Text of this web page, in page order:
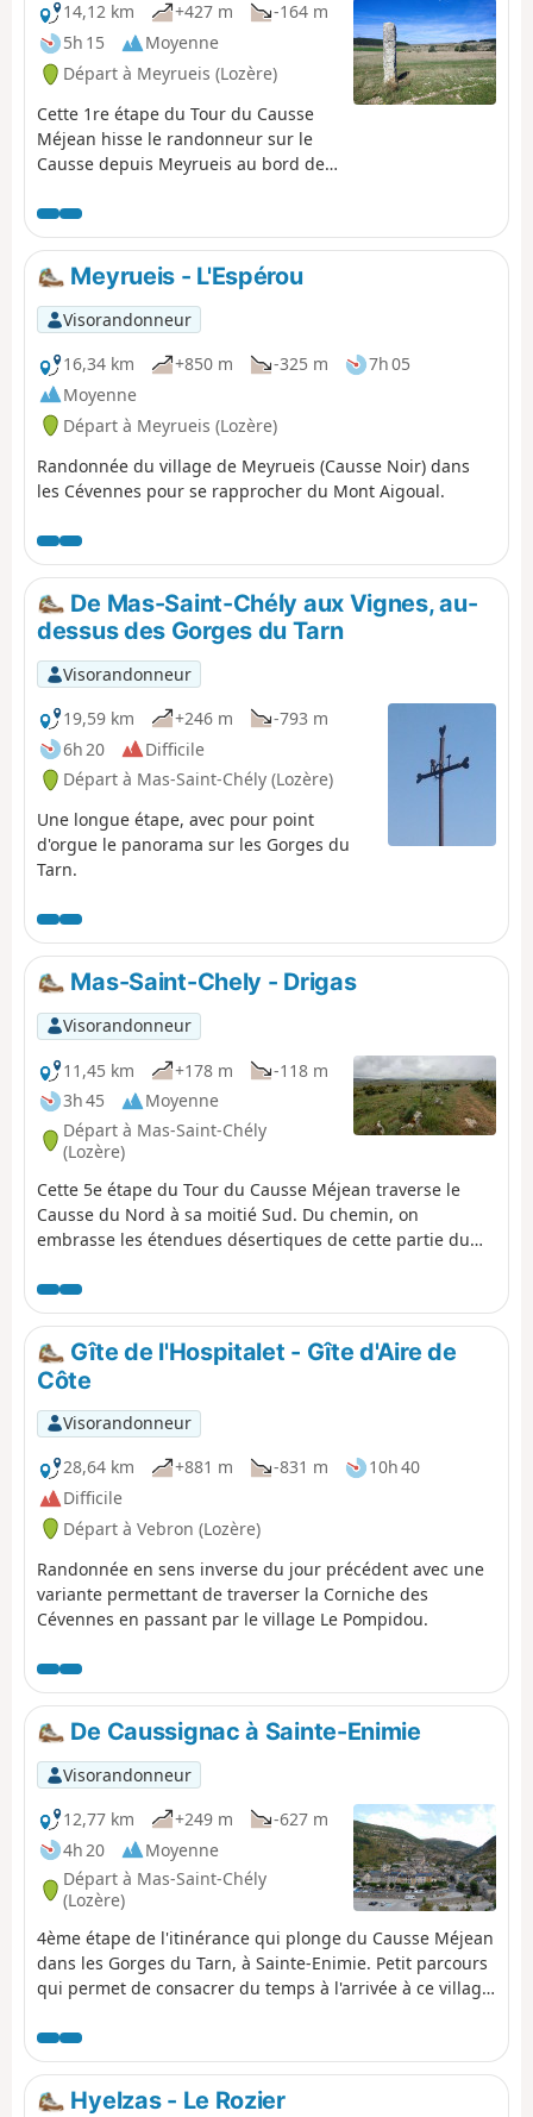
14,12 km +427 m
-164 m
5h 15
Moyenne
Départ à Meyrueis (Lozère)
Cette 1re étape du Tour du Causse
Méjean hisse le randonneur sur le
Causse depuis Meyrueis au bord de
une mise en jambes, avec au
programme un passage pittoresque
avant de déboucher sur le Causse,
l'Aven Armand, et une fromagerie
réputée à l'entrée du joli hameau de
Hyelzas. En arrivant assez tôt il sera
peut-être possible de visiter la Ferme
Caussenarde de Hyelzas.
Meyrueis - L'Espérou
Visorandonneur
16,34 km
+850 m -325 m
7h 05
Moyenne
Départ à Meyrueis (Lozère)
Randonnée du village de Meyrueis (Causse Noir) dans
les Cévennes pour se rapprocher du Mont Aigoual.
De Mas-Saint-Chély aux Vignes, au-
dessus des Gorges du Tarn
Visorandonneur
19,59 km
+246 m
-793 m
6h 20
Difficile
Départ à Mas-Saint-Chély (Lozère)
Une longue étape, avec pour point
d'orgue le panorama sur les Gorges du
Tarn.
Mas-Saint-Chely - Drigas
Visorandonneur
11,45 km
+178 m
-118 m
3h 45
Moyenne
Départ à Mas-Saint-Chély
(Lozère)
Cette 5e étape du Tour du Causse Méjean traverse le
Causse du Nord à sa moitié Sud. Du chemin, on
embrasse les étendues désertiques de cette partie du
dans la même journée par la 6e étape de Drigas à
Meyrueis pour les marcheurs souhaitant boucler le Tour
plus rapidement.
Gîte de l'Hospitalet - Gîte d'Aire de
Côte
Visorandonneur
28,64 km
+881 m -831 m
10h 40
Difficile
Départ à Vebron (Lozère)
Randonnée en sens inverse du jour précédent avec une
variante permettant de traverser la Corniche des
Cévennes en passant par le village Le Pompidou.
De Caussignac à Sainte-Enimie
Visorandonneur
12,77 km
+249 m
-627 m
4h 20
Moyenne
Départ à Mas-Saint-Chély
(Lozère)
4ème étape de l'itinérance qui plonge du Causse Méjean
dans les Gorges du Tarn, à Sainte-Enimie. Petit parcours
qui permet de consacrer du temps à l'arrivée à ce village
Hyelzas - Le Rozier